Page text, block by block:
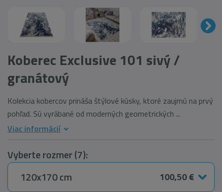
Koberec Exclusive 101 sivý /
granátový
Kolekcia kobercov prináša štýlové kúsky, ktoré zaujmú na prvý
pohľad. Sú vyrábané od moderných geometrických ...
Viac informácií
Vyberte rozmer (7):
120x170 cm
100,50 €